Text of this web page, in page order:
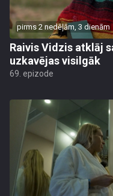
pirms 2 nedēļām, 3 dienām
Raivis Vidzis atklāj
uzkavējas visilgāk
69. epizode